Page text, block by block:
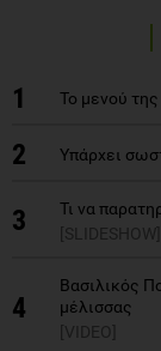
1 Το μενού της
2 Υπάρχει
3
Τι να
[SLIDESHOW]
4
Βασιλικός
μέλισσας
[VIDEO]